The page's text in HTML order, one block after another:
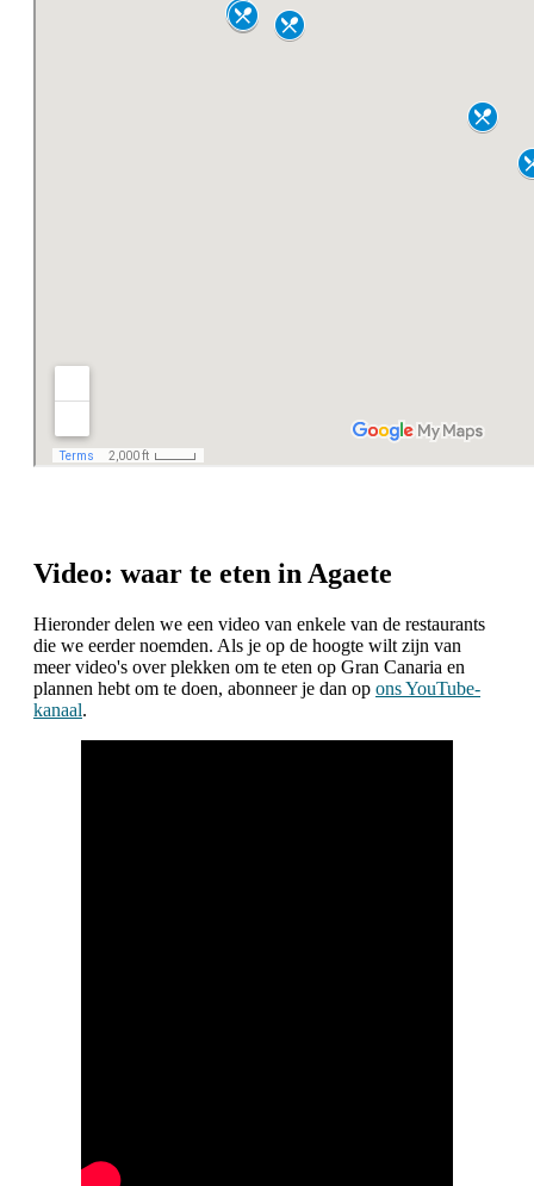
Video: waar te eten in Agaete
Hieronder delen we een video van enkele van de restaurants
die we eerder noemden. Als je op de hoogte wilt zijn van
meer video's over plekken om te eten op Gran Canaria en
plannen hebt om te doen, abonneer je dan op ons YouTube-
kanaal.